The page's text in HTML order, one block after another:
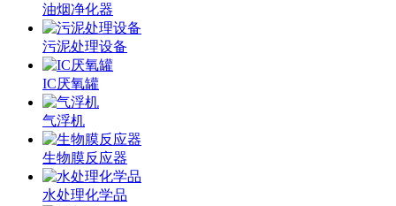
油烟净化器
污泥处理设备
IC厌氧罐
气浮机
生物膜反应器
水处理化学品